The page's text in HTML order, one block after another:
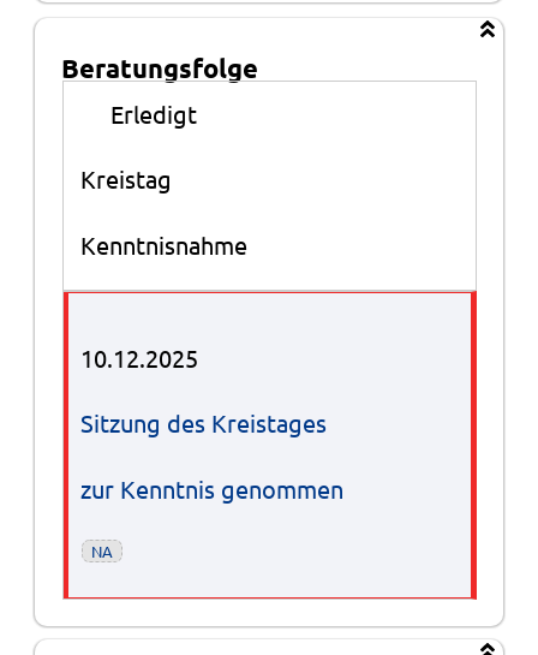
Beratungsfolge
Beratungsfolge
Erledigt
Kreistag
Kenntnisnahme
10.12.2025
Sitzung des Kreistages
zur Kenntnis genommen
NA